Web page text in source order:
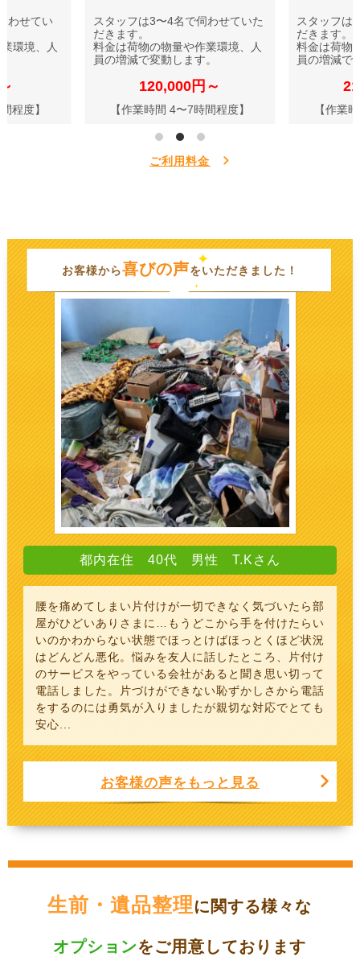
わせてい
環境、人
程度】
スタッフは3〜4名で伺わせていた
だきます。
料金は荷物の物量や作業環境、人
員の増減で変動します。
120,000円～
【作業時間 4〜7時間程度】
スタッフは
だきます。
料金は荷物
員の増減で
【作業
ご利用料金
お客様から喜びの声をいただきました！
都内在住 40代 男性 T.Kさん
腰を痛めてしまい片付けが一切できなく気づいたら部
屋がひどいありさまに…もうどこから手を付けたらい
いのかわからない状態でほっとけばほっとくほど状況
はどんどん悪化。悩みを友人に話したところ、片付け
のサービスをやっている会社があると聞き思い切って
電話しました。片づけができない恥ずかしさから電話
をするのには勇気が入りましたが親切な対応でとても
安心...
お客様の声をもっと見る
生前・遺品整理に関する様々な
オプションをご用意しております